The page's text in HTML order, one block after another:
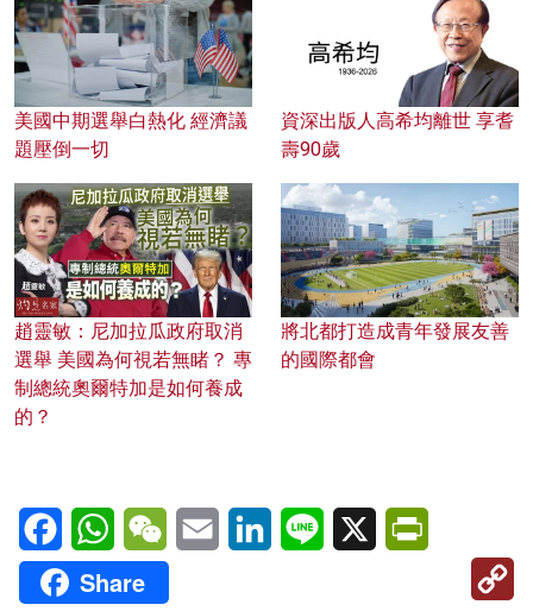
美國中期選舉白熱化 經濟議
題壓倒一切
資深出版人高希均離世 享耆
壽90歲
趙靈敏：尼加拉瓜政府取消
選舉 美國為何視若無睹？ 專
制總統奧爾特加是如何養成
的？
將北都打造成青年發展友善
的國際都會
FacebookWhatsAppWeChatEmail LinkedInLine X
Share